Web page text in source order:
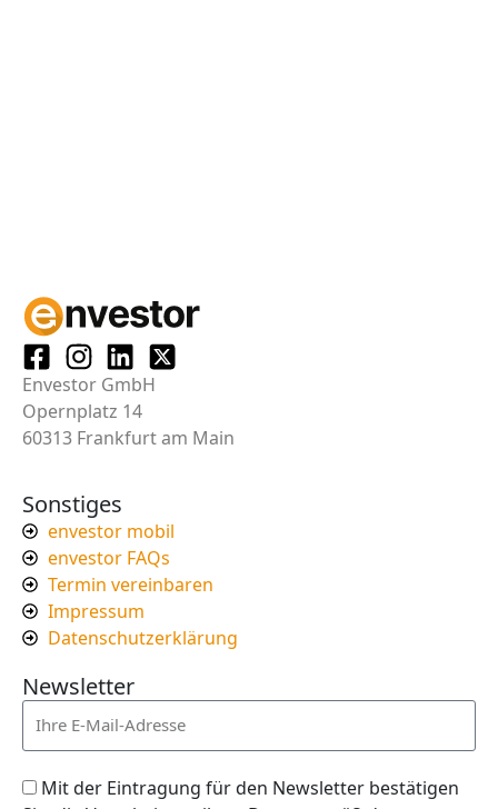
Envestor GmbH
Opernplatz 14
60313 Frankfurt am Main
Sonstiges
envestor mobil
envestor FAQs
Termin vereinbaren
Impressum
Datenschutzerklärung
Newsletter
Mit der Eintragung für den Newsletter bestätigen